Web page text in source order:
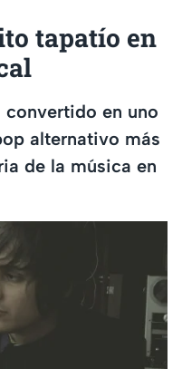
tapatío en
convertido en uno
alternativo más
de la música en